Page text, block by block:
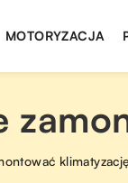
MOTORYZACJA